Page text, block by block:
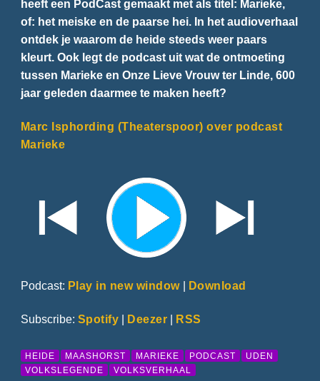
heeft een PodCast gemaakt met als titel: Marieke,
of: het meiske en de paarse hei. In het audioverhaal
ontdek je waarom de heide steeds weer paars
kleurt. Ook legt de podcast uit wat de ontmoeting
tussen Marieke en Onze Lieve Vrouw ter Linde, 600
jaar geleden daarmee te maken heeft?
Marc Isphording (Theaterspoor) over podcast
Marieke
Podcast: Play in new window| Download
Subscribe: Spotify | Deezer | RSS
HEIDE MAASHORST MARIEKE PODCAST
UDEN
VOLKSLEGENDE
VOLKSVERHAAL